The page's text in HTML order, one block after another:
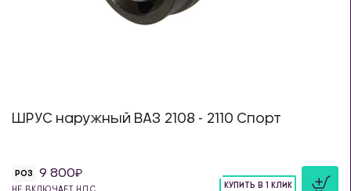
ШРУС наружный ВАЗ 2108 - 2110 Спорт
РОЗ 9 800
НЕ ВКЛЮЧАЕТ НДС
КУПИТЬ В 1 КЛИК